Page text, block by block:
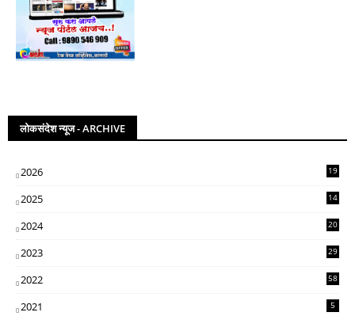
लोकसंदेश न्यूज - ARCHIVE
2026 19
2025
14
2024
20
2023
29
2022
58
2021 5